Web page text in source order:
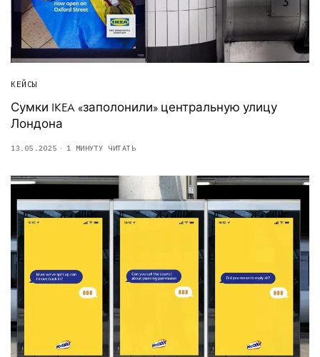
КЕЙСЫ
Сумки IKEA «заполонили» центральную улицу
Лондона
13.05.2025 1 МИНУТУ ЧИТАТЬ